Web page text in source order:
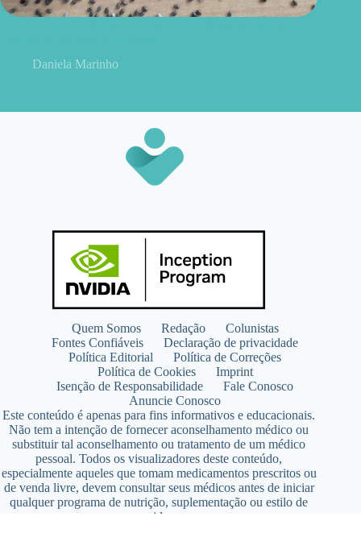
Daniela Marinho
Quem Somos Redação
Colunistas
Fontes Confiáveis
Declaração de privacidade
Política Editorial
Política de Correções
Política de Cookies
Imprint
Isenção de Responsabilidade
Fale Conosco
Anuncie Conosco
Este conteúdo é apenas para fins informativos e educacionais.
Não tem a intenção de fornecer aconselhamento médico ou
substituir tal aconselhamento ou tratamento de um médico
pessoal. Todos os visualizadores deste conteúdo,
especialmente aqueles que tomam medicamentos prescritos ou
de venda livre, devem consultar seus médicos antes de iniciar
qualquer programa de nutrição, suplementação ou estilo de
vida.